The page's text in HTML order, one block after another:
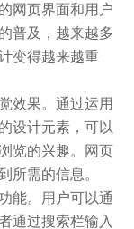
网页界面和用户
普及，越来越多
变得越来越重
效果。通过运用
设计元素，可以
览的兴趣。网页
所需的信息。
能。用户可以通
通过搜索栏输入